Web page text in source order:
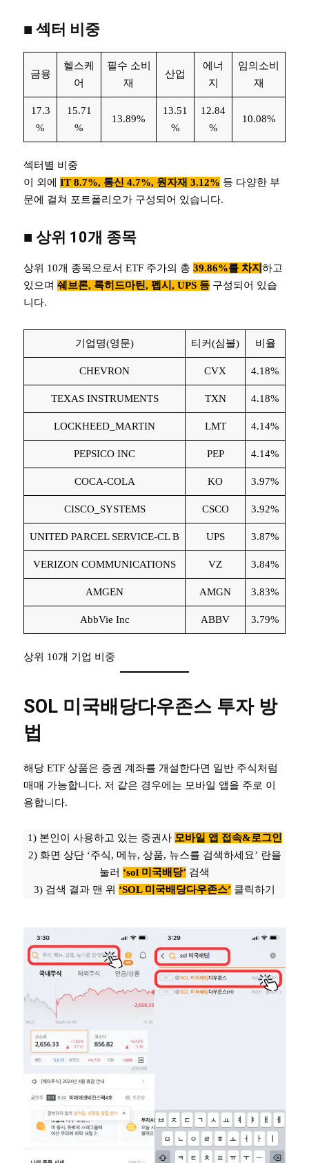
■ 섹터 비중
금융
헬스케
어
필수 소비
재
산업
에너
지
임의소비
재
17.3
%
15.71
%
13.89%
13.51
%
12.84
%
10.08%
섹터별 비중
이 외에 IT 8.7%, 통신 4.7%, 원자재 3.12% 등 다양한 부
문에 걸쳐 포트폴리오가 구성되어 있습니다.
■ 상위 10개 종목
상위 10개 종목으로서 ETF 주가의 총 39.86%를 차지 하고
있으며 쉐브론, 록히드마틴, 펩시, UPS 등 구성되어 있습
니다.
기업명(영문) 티커(심볼) 비율
CHEVRON CVX 4.18%
TEXAS INSTRUMENTS TXN 4.18%
LOCKHEED_MARTIN LMT 4.14%
PEPSICO INC PEP 4.14%
COCA-COLA KO 3.97%
CISCO_SYSTEMS CSCO 3.92%
UNITED PARCEL SERVICE-CL B UPS 3.87%
VERIZON COMMUNICATIONS VZ 3.84%
AMGEN AMGN 3.83%
AbbVie Inc ABBV 3.79%
상위 10개 기업 비중
SOL 미국배당다우존스 투자 방
법
해당 ETF 상품은 증권 계좌를 개설한다면 일반 주식처럼
매매 가능합니다. 저 같은 경우에는 모바일 앱을 주로 이
용합니다.
1) 본인이 사용하고 있는 증권사 모바일 앱 접속&로그인
2) 화면 상단 ‘주식, 메뉴, 상품, 뉴스를 검색하세요’ 란을
눌러 ‘sol 미국배당’ 검색
3) 검색 결과 맨 위 ‘SOL 미국배당다우존스’ 클릭하기